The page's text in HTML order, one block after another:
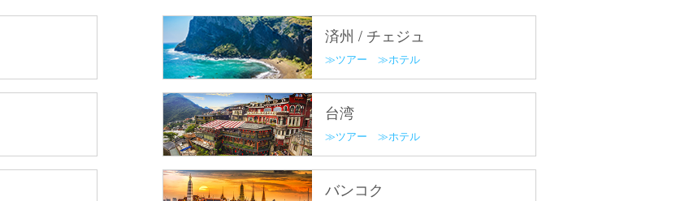
済州 / チェジュ
ツアー ホテル
台湾
ツアー ホテル
バンコク